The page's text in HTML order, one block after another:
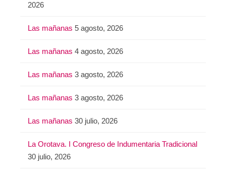
2026
Las mañanas 5 agosto, 2026
Las mañanas 4 agosto, 2026
Las mañanas 3 agosto, 2026
Las mañanas 3 agosto, 2026
Las mañanas 30 julio, 2026
La Orotava. I Congreso de Indumentaria Tradicional
30 julio, 2026